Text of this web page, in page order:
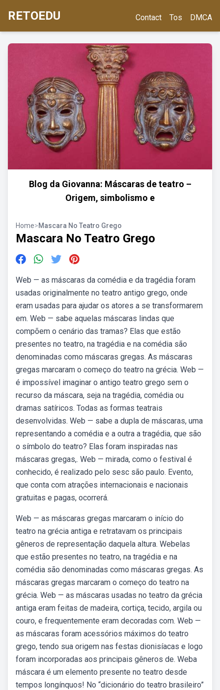
RETOEDU Contact Tos DMCA
Blog da Giovanna: Máscaras de teatro –
Origem, simbolismo e
Home>Mascara No Teatro Grego
Mascara No Teatro Grego
Web — as máscaras da comédia e da tragédia foram
usadas originalmente no teatro antigo grego, onde
eram usadas para ajudar os atores a se transformarem
em. Web — sabe aquelas máscaras lindas que
compõem o cenário das tramas? Elas que estão
presentes no teatro, na tragédia e na comédia são
denominadas como máscaras gregas. As máscaras
gregas marcaram o começo do teatro na grécia. Web —
é impossível imaginar o antigo teatro grego sem o
recurso da máscara, seja na tragédia, comédia ou
dramas satíricos. Todas as formas teatrais
desenvolvidas. Web — sabe a dupla de máscaras, uma
representando a comédia e a outra a tragédia, que são
o símbolo do teatro? Elas foram inspiradas nas
máscaras gregas,. Web — mirada, como o festival é
conhecido, é realizado pelo sesc são paulo. Evento,
que conta com atrações internacionais e nacionais
gratuitas e pagas, ocorrerá.
Web — as máscaras gregas marcaram o início do
teatro na grécia antiga e retratavam os principais
gêneros de representação daquela altura. Webelas
que estão presentes no teatro, na tragédia e na
comédia são denominadas como máscaras gregas. As
máscaras gregas marcaram o começo do teatro na
grécia. Web — as máscaras usadas no teatro da grécia
antiga eram feitas de madeira, cortiça, tecido, argila ou
couro, e frequentemente eram decoradas com. Web —
as máscaras foram acessórios máximos do teatro
grego, tendo sua origem nas festas dionisíacas e logo
foram incorporadas aos principais gêneros de. Weba
máscara é um elemento presente no teatro desde
tempos longínquos! No “dicionário do teatro brasileiro”